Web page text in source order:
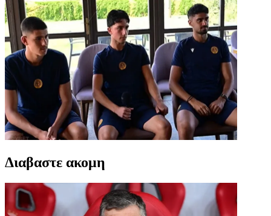
Διαβαστε ακομη